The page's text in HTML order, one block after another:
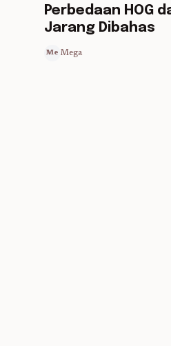
Perbedaan HOG
Jarang Dibahas
Me Mega